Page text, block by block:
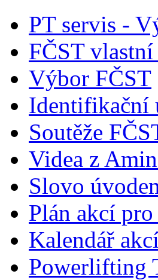
PT servis -
FČST
Výbor FČST
Identifikační
Soutěže
Videa z
Slovo
Plán akcí
Kalendář
Powerlifting